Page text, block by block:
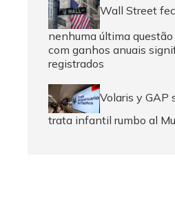
Wall Street
nenhuma última
com ganhos anuais
registrados
Volaris y GAP
trata infantil rumbo al